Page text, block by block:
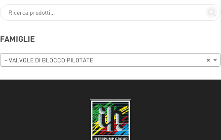
FAMIGLIE
×
– VALVOLE DI BLOCCO PILOTATE